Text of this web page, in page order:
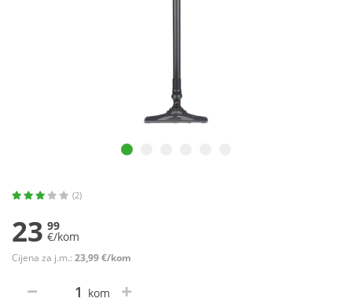
(2)
23 99
€/kom
Cijena za j.m.: 23,99 €/kom
kom